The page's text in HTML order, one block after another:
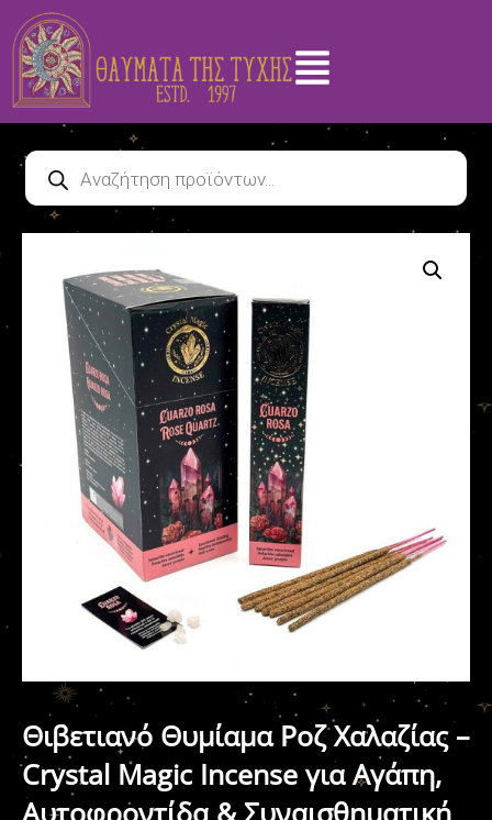
Θιβετιανό Θυμίαμα Ροζ Χαλαζίας –
Crystal Magic Incense για Αγάπη,
Αυτοφροντίδα & Συναισθηματική